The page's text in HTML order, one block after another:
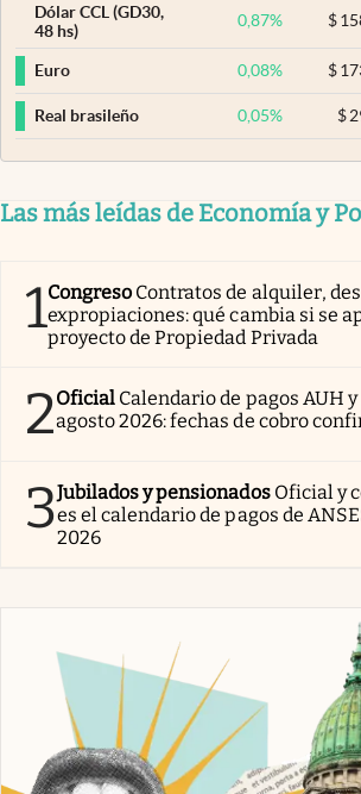
Dólar CCL (GD30,
48 hs)
0,87% $
Euro 0,08% $
Real brasileño 0,05% $
Las más leídas de Economía y
1Congreso Contratos de alquiler,
expropiaciones: qué cambia si se
proyecto de Propiedad Privada
2Oficial Calendario de pagos AUH y
agosto 2026: fechas de cobro
3Jubilados y pensionados Oficial y
es el calendario de pagos de
2026